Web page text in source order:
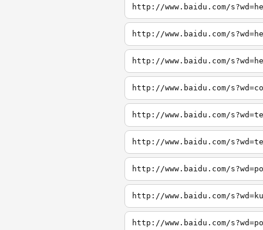
http://www.baidu.com/
http://www.baidu.com/
http://www.baidu.com/
http://www.baidu.com/
http://www.baidu.com/
http://www.baidu.com/
http://www.baidu.com/
http://www.baidu.com/
http://www.baidu.com/